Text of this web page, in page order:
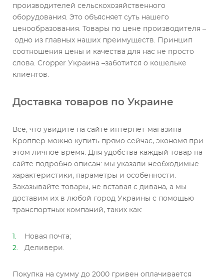
производителей сельскохозяйственного
оборудования. Это объясняет суть нашего
ценообразования. Товары по цене производителя –
одно из главных наших преимуществ. Принцип
соотношения цены и качества для нас не просто
слова. Cropper Украина –заботится о кошельке
клиентов.
Доставка товаров по Украине
Все, что увидите на сайте интернет-магазина
Кроппер можно купить прямо сейчас, экономя при
этом личное время. Для удобства каждый товар на
сайте подробно описан: мы указали необходимые
характеристики, параметры и особенности.
Заказывайте товары, не вставая с дивана, а мы
доставим их в любой город Украины с помощью
транспортных компаний, таких как:
Новая почта;
Деливери.
Покупка на сумму до 2000 гривен оплачивается